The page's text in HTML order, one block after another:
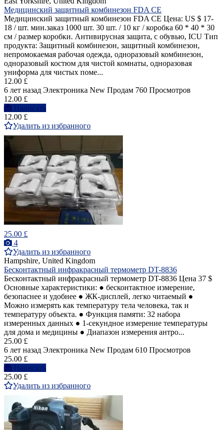
Медицинский защитный комбинезон FDA CE
Медицинский защитный комбинезон FDA CE Цена: US $ 17-
18 / шт. мин.заказ 1000 шт. 30 шт. / 10 кг / коробка 60 * 40 * 30
см / размер коробки. Антивирусная защита, с обувью, ICU Тип
продукта: Защитный комбинезон, защитный комбинезон,
непромокаемая рабочая одежда, одноразовый комбинезон,
одноразовый костюм для чистой комнаты, одноразовая
униформа для чистых поме...
12.00 £
6 лет назад Электроника New Продам 760 Просмотров
12.00 £
Написать
12.00 £
Удалить из избранного
25.00 £
4
Удалить из избранного
Hampshire, United Kingdom
Бесконтактный инфракрасный термометр DT-8836
Бесконтактный инфракрасный термометр DT-8836 Цена 37 $
Основные характеристики: ● бесконтактное измерение,
безопаснее и удобнее ● ЖК-дисплей, легко читаемый ●
Можно измерять как температуру тела человека, так и
температуру объекта. ● Функция памяти: 32 набора
измеренных данных ● 1-секундное измерение температуры
для дома и медицины ● Диапазон измерения антро...
25.00 £
6 лет назад Электроника New Продам 610 Просмотров
25.00 £
Написать
25.00 £
Удалить из избранного